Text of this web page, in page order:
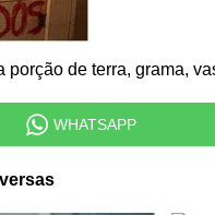
porção de terra, grama,
WHATSAPP